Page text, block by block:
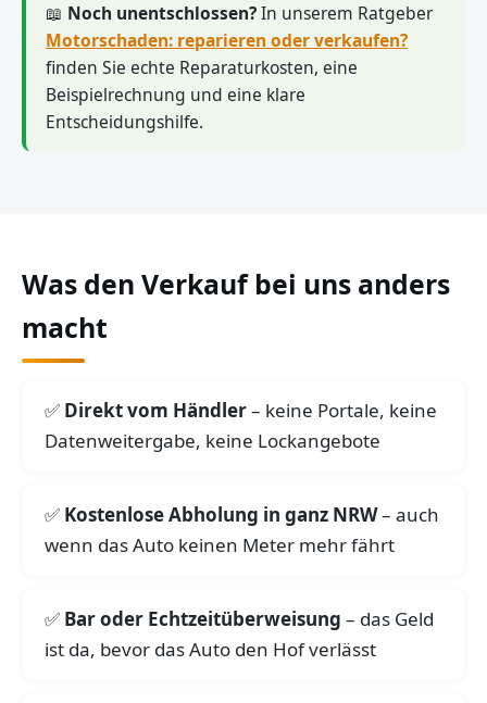
📖 Noch unentschlossen?In unserem Ratgeber
Motorschaden: reparieren oder verkaufen?
finden Sie echte Reparaturkosten, eine
Beispielrechnung und eine klare
Entscheidungshilfe.
Was den Verkauf bei uns anders
macht
Direkt vom Händler– keine Portale, keine
Datenweitergabe, keine Lockangebote
Kostenlose Abholung in ganz NRW– auch
wenn das Auto keinen Meter mehr fährt
Bar oder Echtzeitüberweisung – das Geld
ist da, bevor das Auto den Hof verlässt